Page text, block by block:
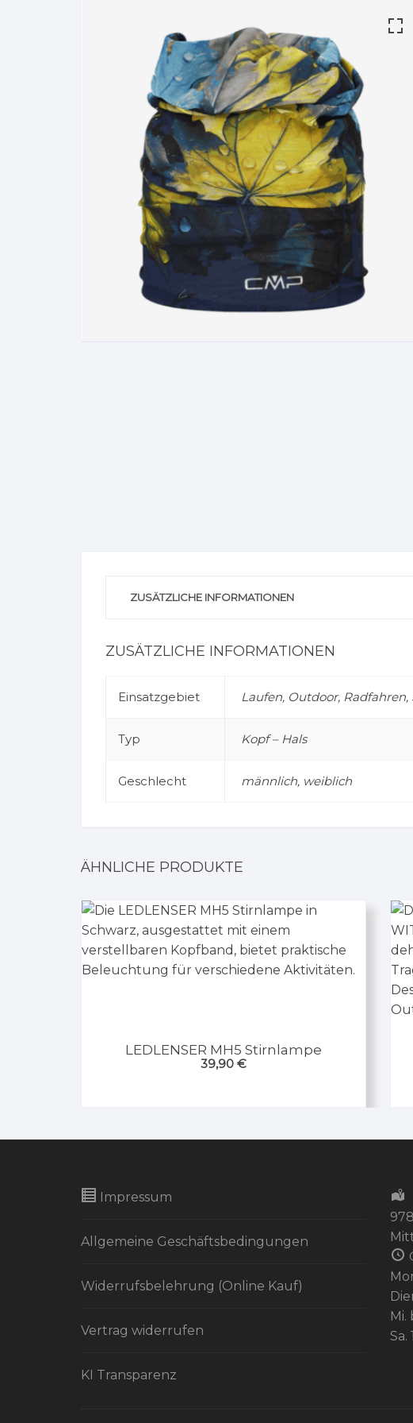
ZUSÄTZLICHE INFORMATIONEN
ZUSÄTZLICHE INFORMATIONEN
Einsatzgebiet Laufen, Outdoor, Radfahren,
Typ Kopf – Hals
Geschlecht männlich, weiblich
ÄHNLICHE PRODUKTE
LEDLENSER MH5 Stirnlampe
39,90 €
Impressum
Allgemeine Geschäftsbedingungen
Widerrufsbelehrung (Online Kauf)
Vertrag widerrufen
KI Transparenz
Mi.
Sa.